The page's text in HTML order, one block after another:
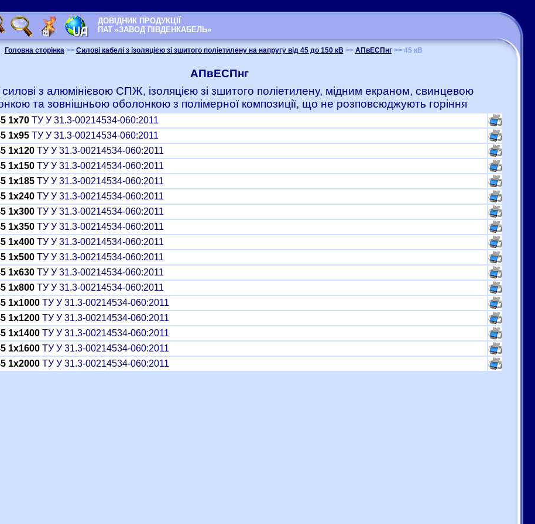
ДОВІДНИК ПРОДУКЦІЇ
ПАТ «ЗАВОД ПІВДЕНКАБЕЛЬ»
Головна сторінка>> Силові кабелі з ізоляцією зі зшитого поліетилену на напругу від 45 до 150 кВ >> АПвЕСПнг>> 45 кВ
АПвЕСПнг
силові з алюмінієвою СПЖ, ізоляцією зі зшитого поліетилену, мідним екраном, свинцевою
та зовнішньою оболонкою з полімерної композиції, що не розповсюджують горіння
1x70 ТУ У 31.3-00214534-060:2011
1x95 ТУ У 31.3-00214534-060:2011
1x120 ТУ У 31.3-00214534-060:2011
1x150 ТУ У 31.3-00214534-060:2011
1x185 ТУ У 31.3-00214534-060:2011
1x240 ТУ У 31.3-00214534-060:2011
1x300 ТУ У 31.3-00214534-060:2011
1x350 ТУ У 31.3-00214534-060:2011
1x400 ТУ У 31.3-00214534-060:2011
1x500 ТУ У 31.3-00214534-060:2011
1x630 ТУ У 31.3-00214534-060:2011
1x800 ТУ У 31.3-00214534-060:2011
1x1000 ТУ У 31.3-00214534-060:2011
1x1200 ТУ У 31.3-00214534-060:2011
1x1400 ТУ У 31.3-00214534-060:2011
1x1600 ТУ У 31.3-00214534-060:2011
1x2000 ТУ У 31.3-00214534-060:2011